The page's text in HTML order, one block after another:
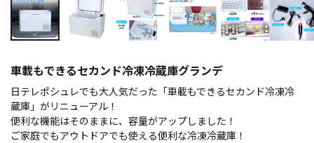
車載もできるセカンド冷凍冷蔵庫グランデ
日テレポシュレでも大人気だった「車載もできるセカンド冷凍冷
蔵庫」がリニューアル！
便利な機能はそのままに、容量がアップしました！
ご家庭でもアウトドアでも使える便利な冷凍冷蔵庫！